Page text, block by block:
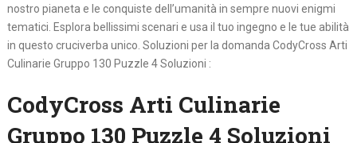
nostro pianeta e le conquiste dell’umanità in sempre nuovi enigmi
tematici. Esplora bellissimi scenari e usa il tuo ingegno e le tue abilità
in questo cruciverba unico. Soluzioni per la domanda CodyCross Arti
Culinarie Gruppo 130 Puzzle 4 Soluzioni :
CodyCross Arti Culinarie
Gruppo 130 Puzzle 4 Soluzioni